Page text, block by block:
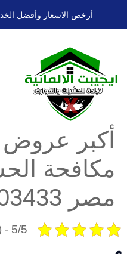
أرخص الاسعار وأفضل الخدمات إتصل
عروض
01050003433
5/5 - (13 صوت)